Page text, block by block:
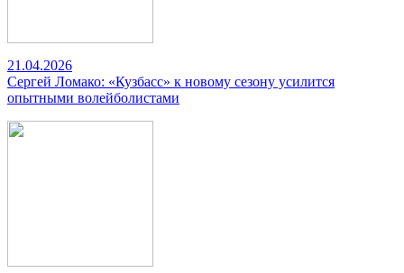
21.04.2026
Сергей Ломако: «Кузбасс» к новому сезону усилится
опытными волейболистами